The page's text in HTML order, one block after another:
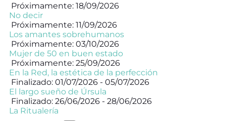
Próximamente: 18/09/2026
No decir
Próximamente: 11/09/2026
Los amantes sobrehumanos
Próximamente: 03/10/2026
Mujer de 50 en buen estado
Próximamente: 25/09/2026
En la Red, la estética de la perfección
Finalizado: 01/07/2026 - 05/07/2026
El largo sueño de Úrsula
Finalizado: 26/06/2026 - 28/06/2026
La Ritualería